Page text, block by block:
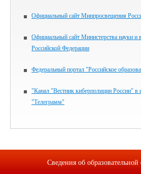
Официальный сайт Минпросвещения
Официальный сайт Министерства науки и
Российской Федерации
Федеральный портал "Российское
"Канал "Вестник киберполиции России" в
"Телеграмм"
Сведения об образовательной